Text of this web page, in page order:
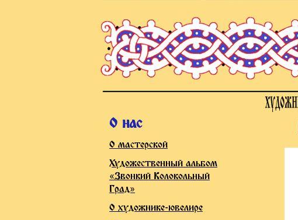
О нас
О мастерской
Художественный альбом
«Звонкий Колокольный
Град»
О художнике-ювелире